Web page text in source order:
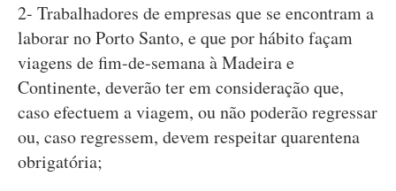
2- Trabalhadores de empresas que se encontram a
laborar no Porto Santo, e que por hábito façam
viagens de fim-de-semana à Madeira e
Continente, deverão ter em consideração que,
caso efectuem a viagem, ou não poderão regressar
ou, caso regressem, devem respeitar quarentena
obrigatória;